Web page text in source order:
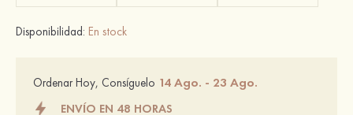
Disponibilidad: En stock
Ordenar Hoy, Consíguelo 14 Ago. - 23 Ago.
ENVÍO EN 48 HORAS